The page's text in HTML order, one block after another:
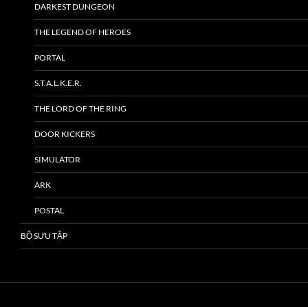
DARKEST DUNGEON
THE LEGEND OF HEROES
PORTAL
S.T.A.L.K.E.R.
THE LORD OF THE RING
DOOR KICKERS
SIMULATOR
ARK
POSTAL
BỘ SƯU TẬP